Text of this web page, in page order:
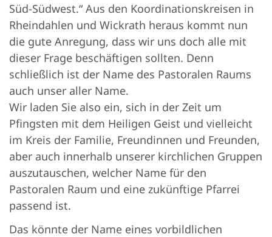
Süd-Südwest.“ Aus den Koordinationskreisen in
Rheindahlen und Wickrath heraus kommt nun
die gute Anregung, dass wir uns doch alle mit
dieser Frage beschäftigen sollten. Denn
schließlich ist der Name des Pastoralen Raums
auch unser aller Name.
Wir laden Sie also ein, sich in der Zeit um
Pfingsten mit dem Heiligen Geist und vielleicht
im Kreis der Familie, Freundinnen und Freunden,
aber auch innerhalb unserer kirchlichen Gruppen
auszutauschen, welcher Name für den
Pastoralen Raum und eine zukünftige Pfarrei
passend ist.
Das könnte der Name eines vorbildlichen